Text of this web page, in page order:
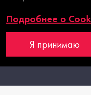
Годовой
Подробнее о
Я принимаю